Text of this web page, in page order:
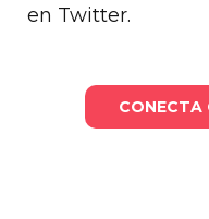
en Twitter.
CONECTA